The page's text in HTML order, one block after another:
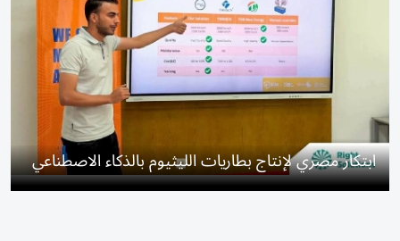
ابتكار مصري لإنتاج بطاريات الليثيوم بالذكاء الاصطناعي